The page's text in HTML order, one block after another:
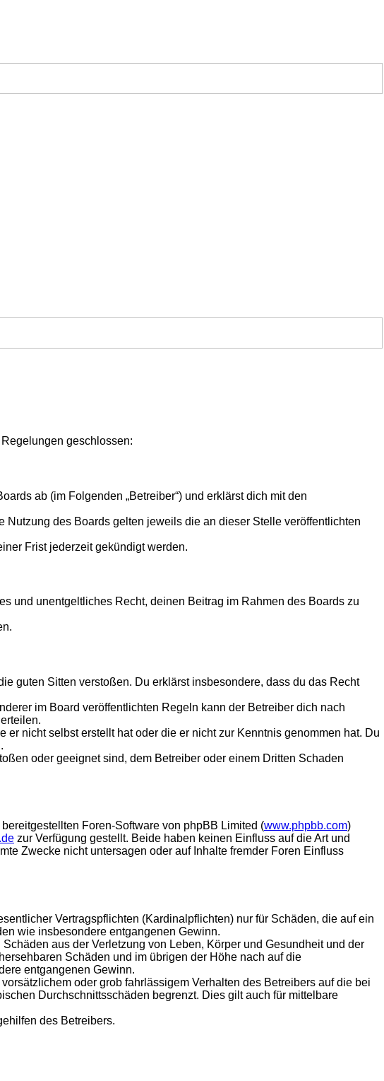
Regelungen geschlossen:
ab (im Folgenden „Betreiber“) und erklärst dich mit den
des Boards gelten jeweils die an dieser Stelle veröffentlichten
Frist jederzeit gekündigt werden.
und unentgeltliches Recht, deinen Beitrag im Rahmen des Boards zu
guten Sitten verstoßen. Du erklärst insbesondere, dass du das Recht
im Board veröffentlichten Regeln kann der Betreiber dich nach
nicht selbst erstellt hat oder die er nicht zur Kenntnis genommen hat. Du
oder geeignet sind, dem Betreiber oder einem Dritten Schaden
bereitgestellten Foren-Software von phpBB Limited (www.phpbb.com)
zur Verfügung gestellt. Beide haben keinen Einfluss auf die Art und
Zwecke nicht untersagen oder auf Inhalte fremder Foren Einfluss
Vertragspflichten (Kardinalpflichten) nur für Schäden, die auf ein
wie insbesondere entgangenen Gewinn.
aus der Verletzung von Leben, Körper und Gesundheit und der
Schäden und im übrigen der Höhe nach auf die
entgangenen Gewinn.
oder grob fahrlässigem Verhalten des Betreibers auf die bei
Durchschnittsschäden begrenzt. Dies gilt auch für mittelbare
des Betreibers.